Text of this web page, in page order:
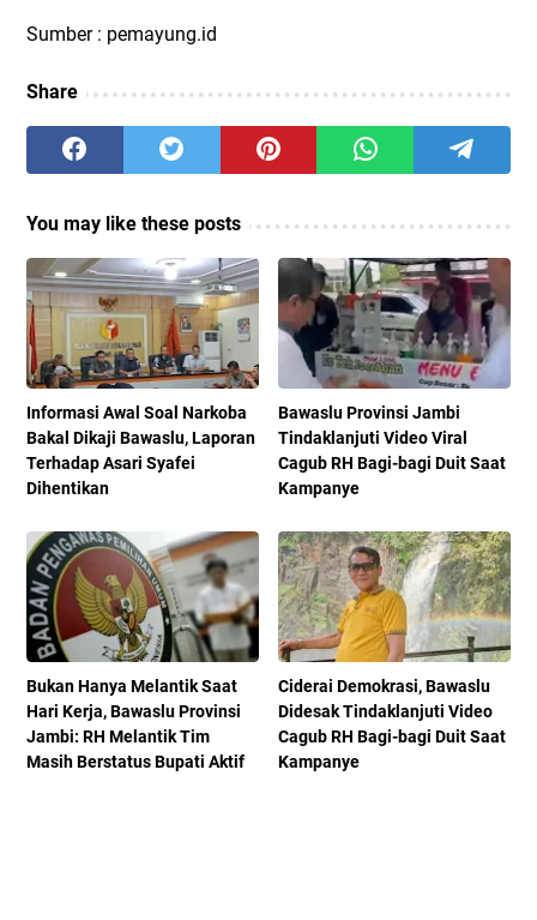
Sumber : pemayung.id
Share
You may like these posts
Informasi Awal Soal Narkoba
Bakal Dikaji Bawaslu, Laporan
Terhadap Asari Syafei
Dihentikan
Bawaslu Provinsi Jambi
Tindaklanjuti Video Viral
Cagub RH Bagi-bagi Duit Saat
Kampanye
Bukan Hanya Melantik Saat
Hari Kerja, Bawaslu Provinsi
Jambi: RH Melantik Tim
Masih Berstatus Bupati Aktif
Ciderai Demokrasi, Bawaslu
Didesak Tindaklanjuti Video
Cagub RH Bagi-bagi Duit Saat
Kampanye